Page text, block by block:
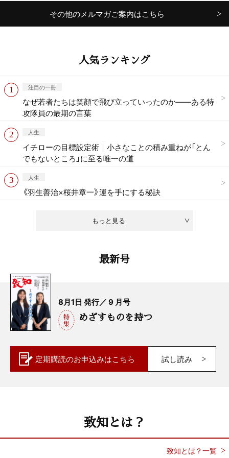
その他のメルマガご案内はこちら
人気ランキング
もっと見る
注目の一冊
なぜ若者たちは笑顔で飛び立っていったのか——ある特
攻隊員の最期の言葉
人生
イチローの目標設定術｜小さなことの積み重ねが「とん
でもないところ」に至る唯一の道
人生
《羽生善治×桜井章一》運を手にする秘訣
最新号
8月1日 発行／ 9 月号
めざすものを持つ
定期購読のお申込みはこちら 試し読み
致知とは？
致知とは？一覧